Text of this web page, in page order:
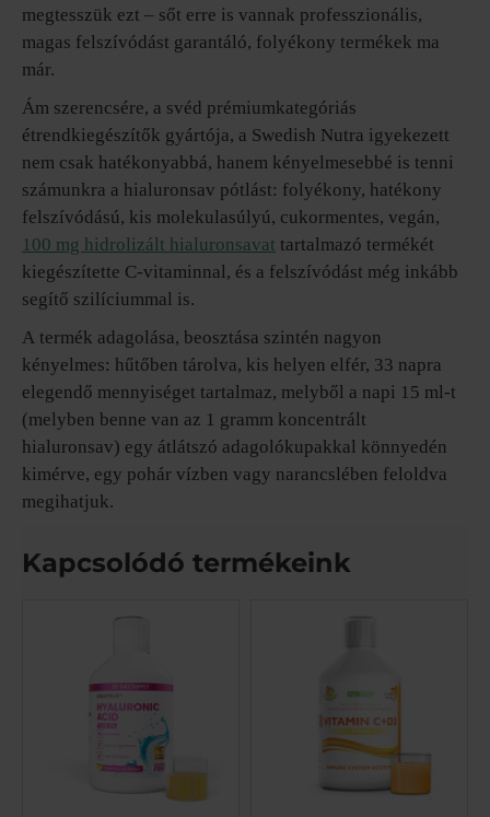
megtesszük ezt – sőt erre is vannak professzionális,
magas felszívódást garantáló, folyékony termékek ma
már.
Ám szerencsére, a svéd prémiumkategóriás
étrendkiegészítők gyártója, a Swedish Nutra igyekezett
nem csak hatékonyabbá, hanem kényelmesebbé is tenni
számunkra a hialuronsav pótlást: folyékony, hatékony
felszívódású, kis molekulasúlyú, cukormentes, vegán,
100 mg hidrolizált hialuronsavat tartalmazó termékét
kiegészítette C-vitaminnal, és a felszívódást még inkább
segítő szilíciummal is.
A termék adagolása, beosztása szintén nagyon
kényelmes: hűtőben tárolva, kis helyen elfér, 33 napra
elegendő mennyiséget tartalmaz, melyből a napi 15 ml-t
(melyben benne van az 1 gramm koncentrált
hialuronsav) egy átlátszó adagolókupakkal könnyedén
kimérve, egy pohár vízben vagy narancslében feloldva
megihatjuk.
Kapcsolódó termékeink